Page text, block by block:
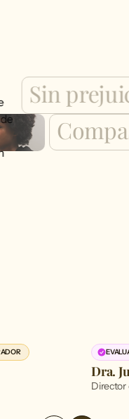
Sin
Dra.
Director